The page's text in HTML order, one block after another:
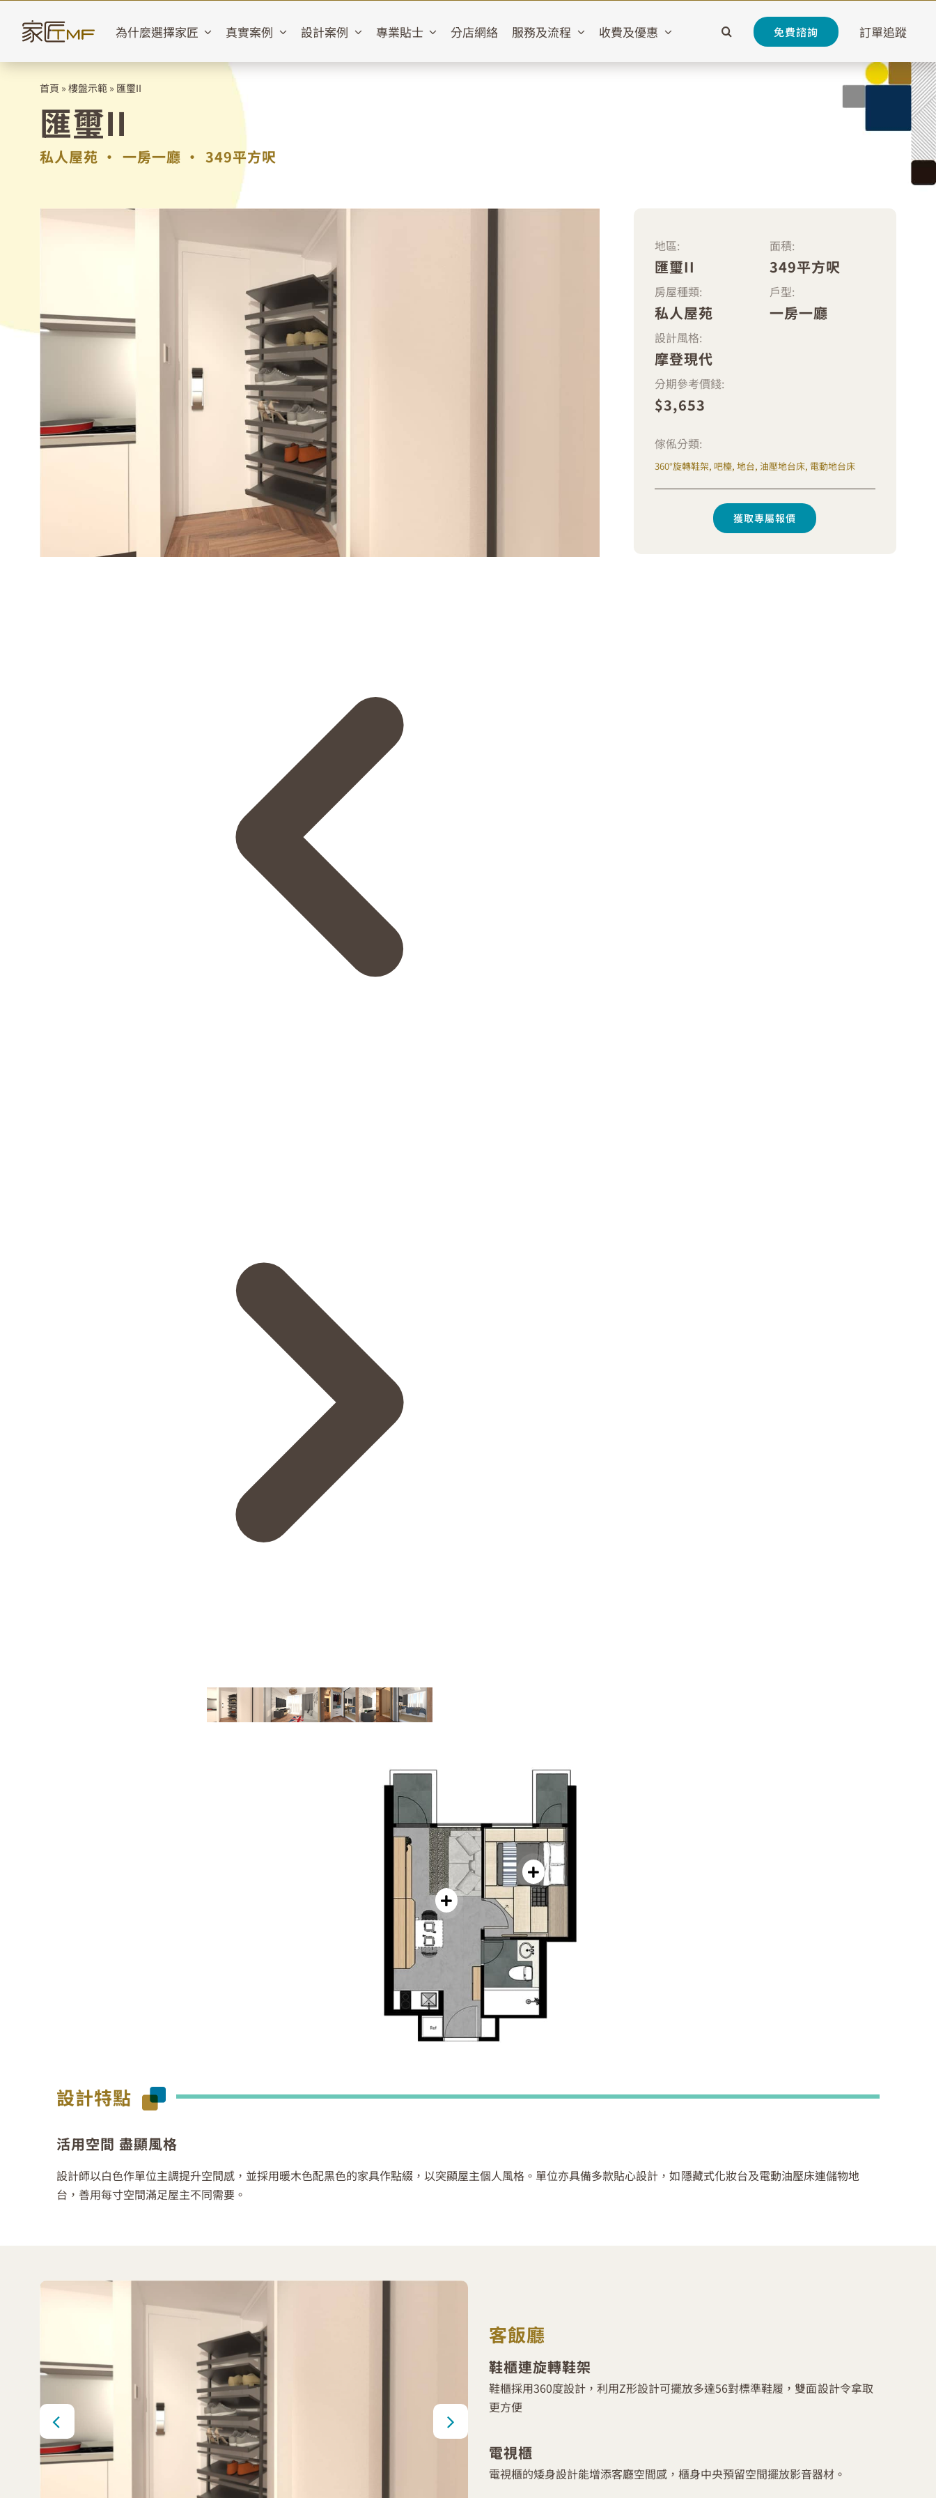
content
為什麼選擇家匠 真實案例 設計案例 專業貼士 分店網絡 服務及流程 收費及優惠 免費諮詢 訂單追蹤
首頁 »樓盤示範 » 匯璽II
匯璽II
私人屋苑 • 一房一廳 • 349平方呎
地區:
匯璽II
面積:
349平方呎
房屋種類:
私人屋苑
戶型:
一房一廳
設計風格:
摩登現代
分期參考價錢:
$3,653
傢俬分類:
360°旋轉鞋架, 吧檯, 地台, 油壓地台床, 電動地台床
獲取專屬報價
設計特點
活用空間 盡顯風格
設計師以白色作單位主調提升空間感，並採用暖木色配黑色的家具作點綴，以突顯屋主個人風格。單位亦具備多款貼心設計，如隱藏式化妝台及電動油壓床連儲物地
台，善用每寸空間滿足屋主不同需要。
客飯廳
鞋櫃連旋轉鞋架
鞋櫃採用360度設計，利用Z形設計可擺放多達56對標準鞋履，雙面設計令拿取
更方便
電視櫃
電視櫃的矮身設計能增添客廳空間感，櫃身中央預留空間擺放影音器材。